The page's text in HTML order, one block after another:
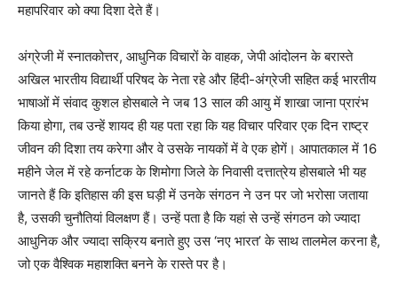
महापरिवार को क्या दिशा देते हैं।
अंग्रेजी में स्नातकोत्तर, आधुनिक विचारों के वाहक, जेपी आंदोलन के बरास्ते
अखिल भारतीय विद्यार्थी परिषद के नेता रहे और हिंदी-अंग्रेजी सहित कई भारतीय
भाषाओं में संवाद कुशल होसबाले ने जब 13 साल की आयु में शाखा जाना प्रारंभ
किया होगा, तब उन्हें शायद ही यह पता रहा कि यह विचार परिवार एक दिन राष्ट्र
जीवन की दिशा तय करेगा और वे उसके नायकों में वे एक होगें। आपातकाल में 16
महीने जेल में रहे कर्नाटक के शिमोगा जिले के निवासी दत्तात्रेय होसबाले भी यह
जानते हैं कि इतिहास की इस घड़ी में उनके संगठन ने उन पर जो भरोसा जताया
है, उसकी चुनौतियां विलक्षण हैं। उन्हें पता है कि यहां से उन्हें संगठन को ज्यादा
आधुनिक और ज्यादा सक्रिय बनाते हुए उस ‘नए भारत’ के साथ तालमेल करना है,
जो एक वैश्विक महाशक्ति बनने के रास्ते पर है।